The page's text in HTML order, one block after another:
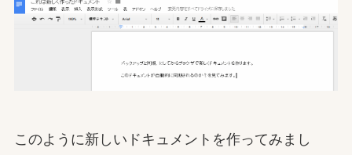
このように新しいドキュメントを作ってみまし